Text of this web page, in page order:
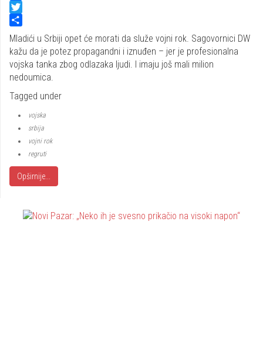
Facebook
Twitter
Share
Mladići u Srbiji opet će morati da služe vojni rok. Sagovornici DW
kažu da je potez propagandni i iznuđen – jer je profesionalna
vojska tanka zbog odlazaka ljudi. I imaju još mali milion
nedoumica.
Tagged under
vojska
srbija
vojni rok
regruti
Opširnije...